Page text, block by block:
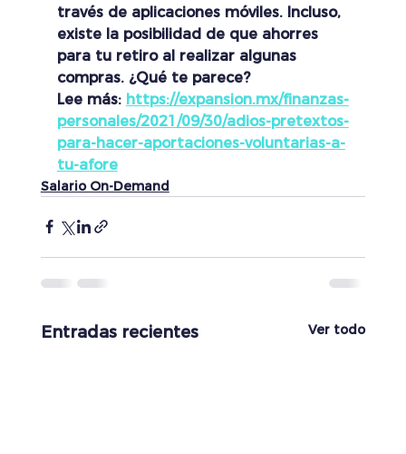
través de aplicaciones móviles. Incluso,
existe la posibilidad de que ahorres
para tu retiro al realizar algunas
compras. ¿Qué te parece?
Lee más: https://expansion.mx/finanzas-
personales/2021/09/30/adios-pretextos-
para-hacer-aportaciones-voluntarias-a-
tu-afore
Salario On-Demand
Entradas recientes Ver todo